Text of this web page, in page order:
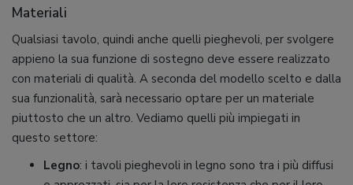
Materiali
Qualsiasi tavolo, quindi anche quelli pieghevoli, per svolgere
appieno la sua funzione di sostegno deve essere realizzato
con materiali di qualità. A seconda del modello scelto e dalla
sua funzionalità, sarà necessario optare per un materiale
piuttosto che un altro. Vediamo quelli più impiegati in
questo settore:
Legno: i tavoli pieghevoli in legno sono tra i più diffusi